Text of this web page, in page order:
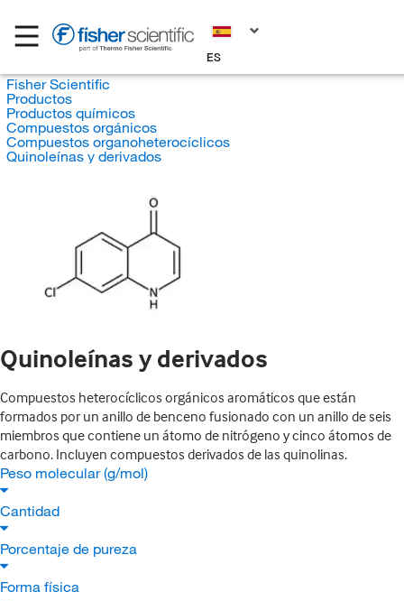
ES
Fisher Scientific
Productos
Productos químicos
Compuestos orgánicos
Compuestos organoheterocíclicos
Quinoleínas y derivados
Quinoleínas y derivados
Compuestos heterocíclicos orgánicos aromáticos que están
formados por un anillo de benceno fusionado con un anillo de seis
miembros que contiene un átomo de nitrógeno y cinco átomos de
carbono. Incluyen compuestos derivados de las quinolinas.
Peso molecular (g/mol)
Cantidad
Porcentaje de pureza
Forma física